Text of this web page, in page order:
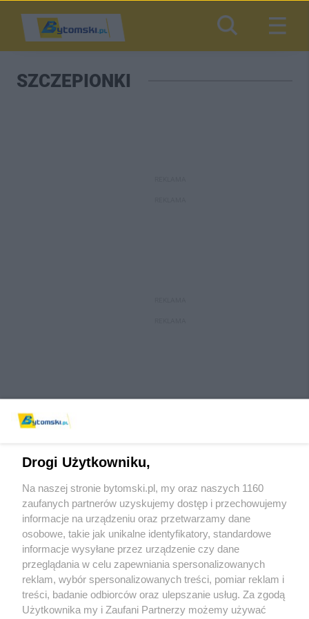
SZCZEPIONKI
Wydawca mediów lokalnych
Nie zapomnij
zapoznać się z:
polityką prywatności regulamin korzystania z portali
Twojemiasto Skontaktuj sięz nami
Drogi Użytkowniku,
Na naszej stronie bytomski.pl, my oraz naszych 1160
zaufanych partnerów uzyskujemy dostęp i przechowujemy
informacje na urządzeniu oraz przetwarzamy dane
osobowe, takie jak unikalne identyfikatory, standardowe
informacje wysyłane przez urządzenie czy dane
przeglądania w celu zapewniania spersonalizowanych
reklam, wybór spersonalizowanych treści, pomiar reklam i
treści, badanie odbiorców oraz ulepszanie usług. Za zgodą
Użytkownika my i Zaufani Partnerzy możemy używać